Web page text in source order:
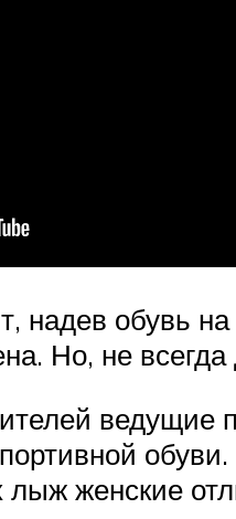
надев обувь
Но, не
лыж женские